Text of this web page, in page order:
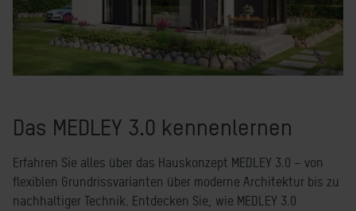
Das MEDLEY 3.0 kennenlernen
Erfahren Sie alles über das Hauskonzept MEDLEY 3.0 – von
flexiblen Grundrissvarianten über moderne Architektur bis zu
nachhaltiger Technik. Entdecken Sie, wie MEDLEY 3.0